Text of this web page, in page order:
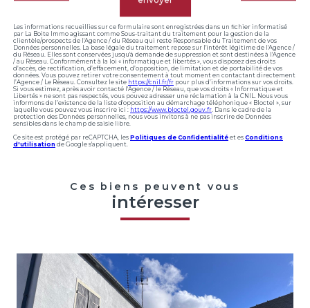
Les informations recueillies sur ce formulaire sont enregistrées dans un fichier informatisé
par La Boite Immo agissant comme Sous-traitant du traitement pour la gestion de la
clientèle/prospects de l'Agence / du Réseau qui reste Responsable du Traitement de vos
Données personnelles. La base légale du traitement repose sur l'intérêt légitime de l'Agence /
du Réseau. Elles sont conservées jusqu'à demande de suppression et sont destinées à l'Agence
/ au Réseau. Conformément à la loi « informatique et libertés », vous disposez des droits
d’accès, de rectification, d’effacement, d’opposition, de limitation et de portabilité de vos
données. Vous pouvez retirer votre consentement à tout moment en contactant directement
l’Agence / Le Réseau. Consultez le site https://cnil.fr/fr pour plus d’informations sur vos droits.
Si vous estimez, après avoir contacté l'Agence / le Réseau, que vos droits « Informatique et
Libertés » ne sont pas respectés, vous pouvez adresser une réclamation à la CNIL. Nous vous
informons de l’existence de la liste d'opposition au démarchage téléphonique « Bloctel », sur
laquelle vous pouvez vous inscrire ici : https://www.bloctel.gouv.fr . Dans le cadre de la
protection des Données personnelles, nous vous invitons à ne pas inscrire de Données
sensibles dans le champ de saisie libre.
Ce site est protégé par reCAPTCHA, les Politiques de Confidentialité et es Conditions
d'utilisation de Google s'appliquent.
Ces biens peuvent vous
intéresser